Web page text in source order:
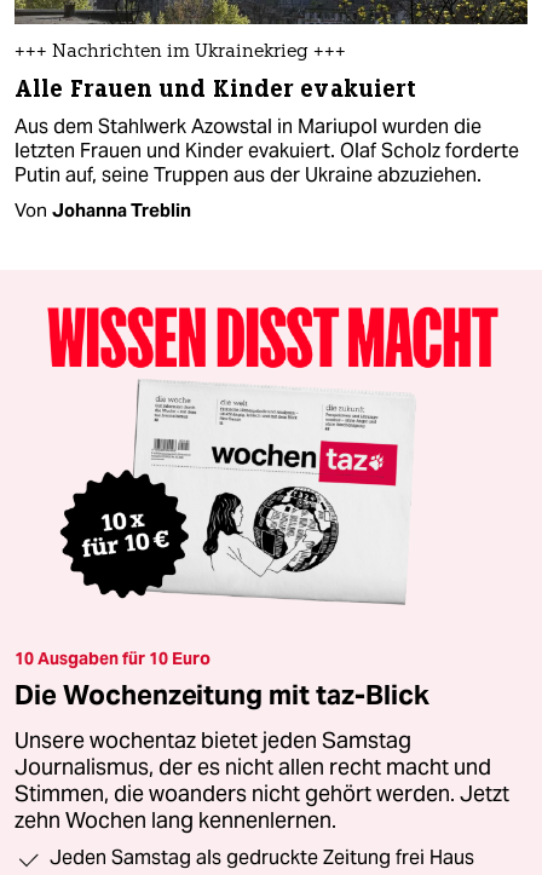
+++ Nachrichten im Ukrainekrieg +++
Alle Frauen und Kinder evakuiert
Aus dem Stahlwerk Azowstal in Mariupol wurden die
letzten Frauen und Kinder evakuiert. Olaf Scholz forderte
Putin auf, seine Truppen aus der Ukraine abzuziehen.
Von Johanna Treblin
10 Ausgaben für 10 Euro
Die Wochenzeitung mit taz-Blick
Unsere wochentaz bietet jeden Samstag
Journalismus, der es nicht allen recht macht und
Stimmen, die woanders nicht gehört werden. Jetzt
zehn Wochen lang kennenlernen.
Jeden Samstag als gedruckte Zeitung frei Haus